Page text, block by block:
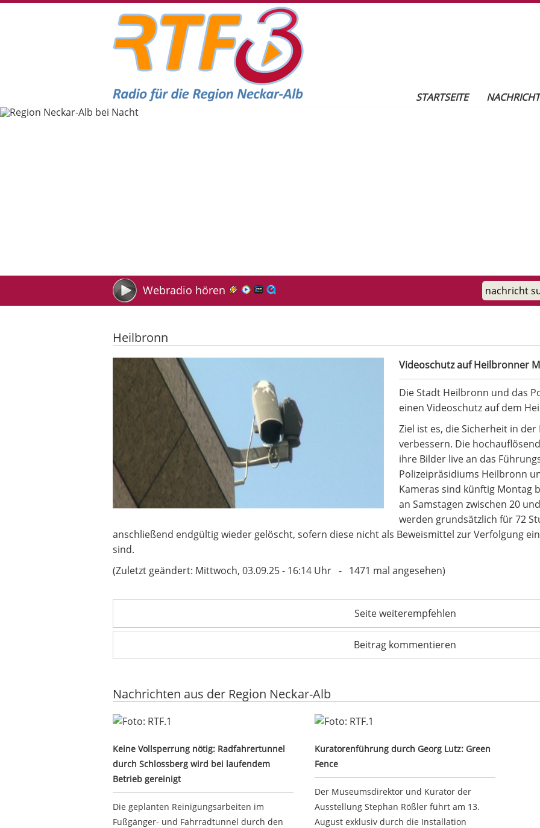
RTF.1 - Radio für die Region Neckar-Alb
Seitennavigation
STARTSEITE
Headerbilder
Webradio hören
Heilbronn
Videoschutz auf Heilbronner Marktplatz Videoschutz auf Heilbronner
Die Stadt Heilbronn und das
einen Videoschutz auf dem
Ziel ist es, die Sicherheit in
verbessern. Die
ihre Bilder live an das
Polizeipräsidiums Heilbronn
Kameras sind künftig Montag
an Samstagen zwischen 20
werden grundsätzlich für 72
anschließend endgültig wieder gelöscht, sofern diese nicht als Beweismittel zur Verfolgung
sind.
(Zuletzt geändert: Mittwoch, 03.09.25 - 16:14 Uhr - 1471 mal angesehen)
Seite weiterempfehlen
Beitrag kommentieren
Nachrichten aus der Region Neckar-Alb
Keine Vollsperrung nötig: Radfahrertunnel durch Schlossberg wird bei laufendem Betrieb
Keine Vollsperrung nötig: Radfahrertunnel
durch Schlossberg wird bei laufendem
Betrieb gereinigt
Die geplanten Reinigungsarbeiten im
Fußgänger- und Fahrradtunnel durch den
Kuratorenführung durch Georg Lutz: Green Fence
Kuratorenführung durch Georg Lutz: Green
Fence
Der Museumsdirektor und Kurator der
Ausstellung Stephan Rößler führt am 13.
August exklusiv durch die Installation